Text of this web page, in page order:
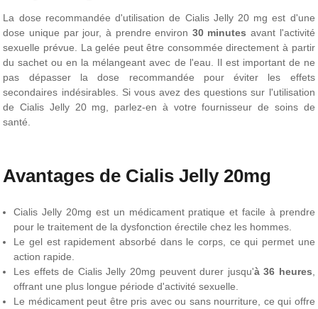
La dose recommandée d'utilisation de Cialis Jelly 20 mg est d'une
dose unique par jour, à prendre environ 30 minutes avant l'activité
sexuelle prévue. La gelée peut être consommée directement à partir
du sachet ou en la mélangeant avec de l'eau. Il est important de ne
pas dépasser la dose recommandée pour éviter les effets
secondaires indésirables. Si vous avez des questions sur l'utilisation
de Cialis Jelly 20 mg, parlez-en à votre fournisseur de soins de
santé.
Avantages de Cialis Jelly 20mg
Cialis Jelly 20mg est un médicament pratique et facile à prendre
pour le traitement de la dysfonction érectile chez les hommes.
Le gel est rapidement absorbé dans le corps, ce qui permet une
action rapide.
Les effets de Cialis Jelly 20mg peuvent durer jusqu'à 36 heures
offrant une plus longue période d'activité sexuelle.
Le médicament peut être pris avec ou sans nourriture, ce qui offre